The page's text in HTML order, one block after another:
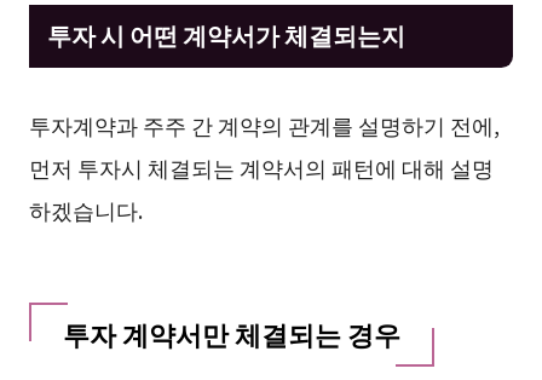
투자 시 어떤 계약서가 체결되는지
투자계약과 주주 간 계약의 관계를 설명하기 전에,
먼저 투자시 체결되는 계약서의 패턴에 대해 설명
하겠습니다.
투자 계약서만 체결되는 경우